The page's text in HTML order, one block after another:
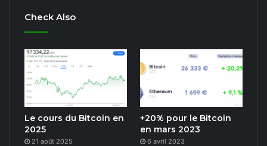
Check Also
Le cours du Bitcoin en
2025
21 août 2025
+20% pour le Bitcoin
en mars 2023
6 avril 2023